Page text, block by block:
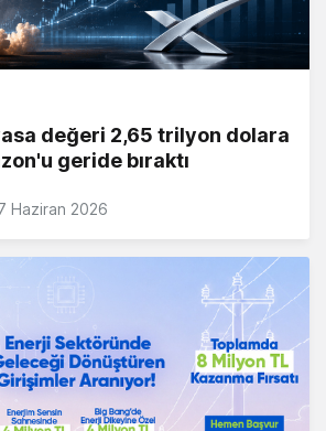
değeri 2,65 trilyon dolara
geride bıraktı
Haziran 2026